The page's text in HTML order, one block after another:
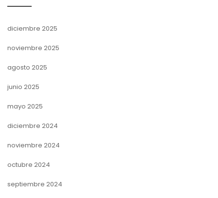
diciembre 2025
noviembre 2025
agosto 2025
junio 2025
mayo 2025
diciembre 2024
noviembre 2024
octubre 2024
septiembre 2024